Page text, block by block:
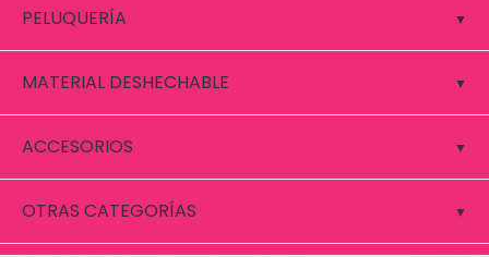
PELUQUERÍA
MATERIAL DESHECHABLE
ACCESORIOS
OTRAS CATEGORÍAS